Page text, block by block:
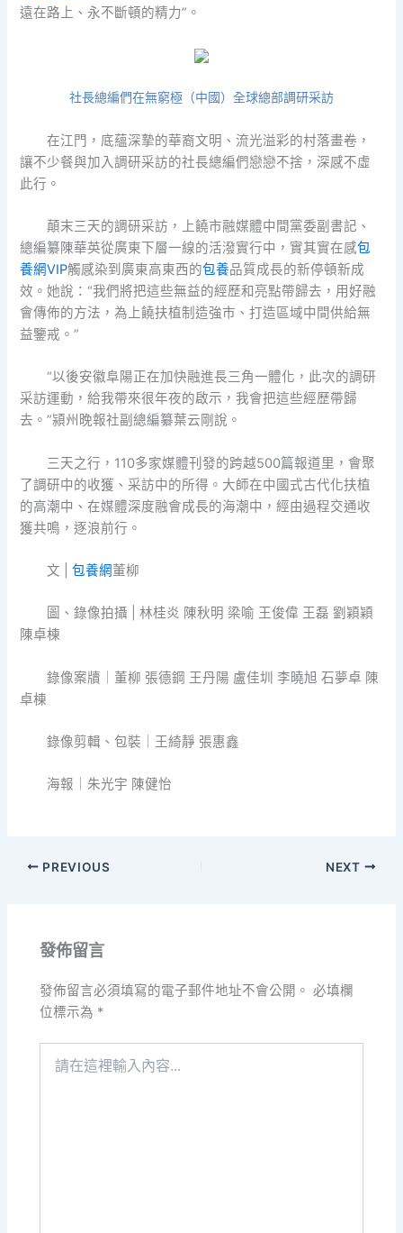
遠在路上、永不斷頓的精力”。
社長總編們在無窮極（中國）全球總部調研采訪
在江門，底蘊深摯的華裔文明、流光溢彩的村落畫卷，
讓不少餐與加入調研采訪的社長總編們戀戀不捨，深感不虛
此行。
顛末三天的調研采訪，上饒市融媒體中間黨委副書記、
總編纂陳華英從廣東下層一線的活潑實行中，實其實在感包
養網VIP觸感染到廣東高東西的包養品質成長的新停頓新成
效。她說：“我們將把這些無益的經歷和亮點帶歸去，用好融
會傳佈的方法，為上饒扶植制造強市、打造區域中間供給無
益鑒戒。”
“以後安徽阜陽正在加快融進長三角一體化，此次的調研
采訪運動，給我帶來很年夜的啟示，我會把這些經歷帶歸
去。”潁州晚報社副總編纂葉云剛說。
三天之行，110多家媒體刊發的跨越500篇報道里，會聚
了調研中的收獲、采訪中的所得。大師在中國式古代化扶植
的高潮中、在媒體深度融會成長的海潮中，經由過程交通收
獲共鳴，逐浪前行。
文 | 包養網董柳
圖、錄像拍攝 | 林桂炎 陳秋明 梁喻 王俊偉 王磊 劉穎穎
陳卓棟
錄像案牘｜董柳 張德鋼 王丹陽 盧佳圳 李曉旭 石夢卓 陳
卓棟
錄像剪輯、包裝｜王綺靜 張惠鑫
海報｜朱光宇 陳健怡
PREVIOUS NEXT
發佈留言
發佈留言必須填寫的電子郵件地址不會公開。 必填欄
位標示為 *